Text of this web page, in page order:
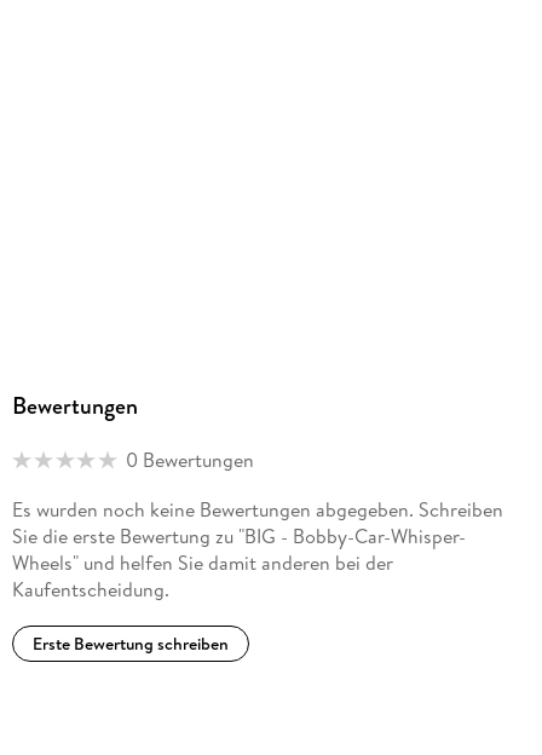
Bewertungen
0 Bewertungen
Es wurden noch keine Bewertungen abgegeben. Schreiben
Sie die erste Bewertung zu "BIG - Bobby-Car-Whisper-
Wheels" und helfen Sie damit anderen bei der
Kaufentscheidung.
Erste Bewertung schreiben